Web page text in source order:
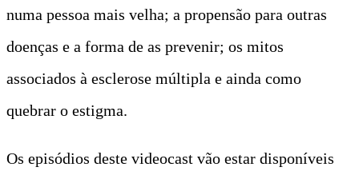
numa pessoa mais velha; a propensão para outras
doenças e a forma de as prevenir; os mitos
associados à esclerose múltipla e ainda como
quebrar o estigma.
Os episódios deste videocast vão estar disponíveis